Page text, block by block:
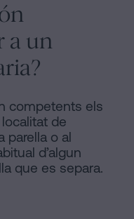
a un
competents els
de
parella o al
d’algun
que es separa.